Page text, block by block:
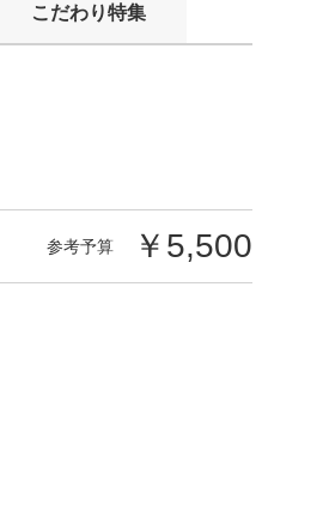
こだわり特集
参考予算 ￥5,500